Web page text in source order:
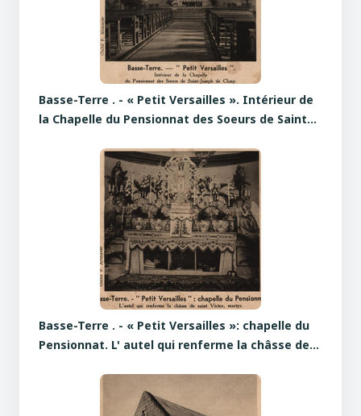
Basse-Terre . - « Petit Versailles ». Intérieur de
la Chapelle du Pensionnat des Soeurs de Saint…
Basse-Terre . - « Petit Versailles »: chapelle du
Pensionnat. L' autel qui renferme la châsse de…